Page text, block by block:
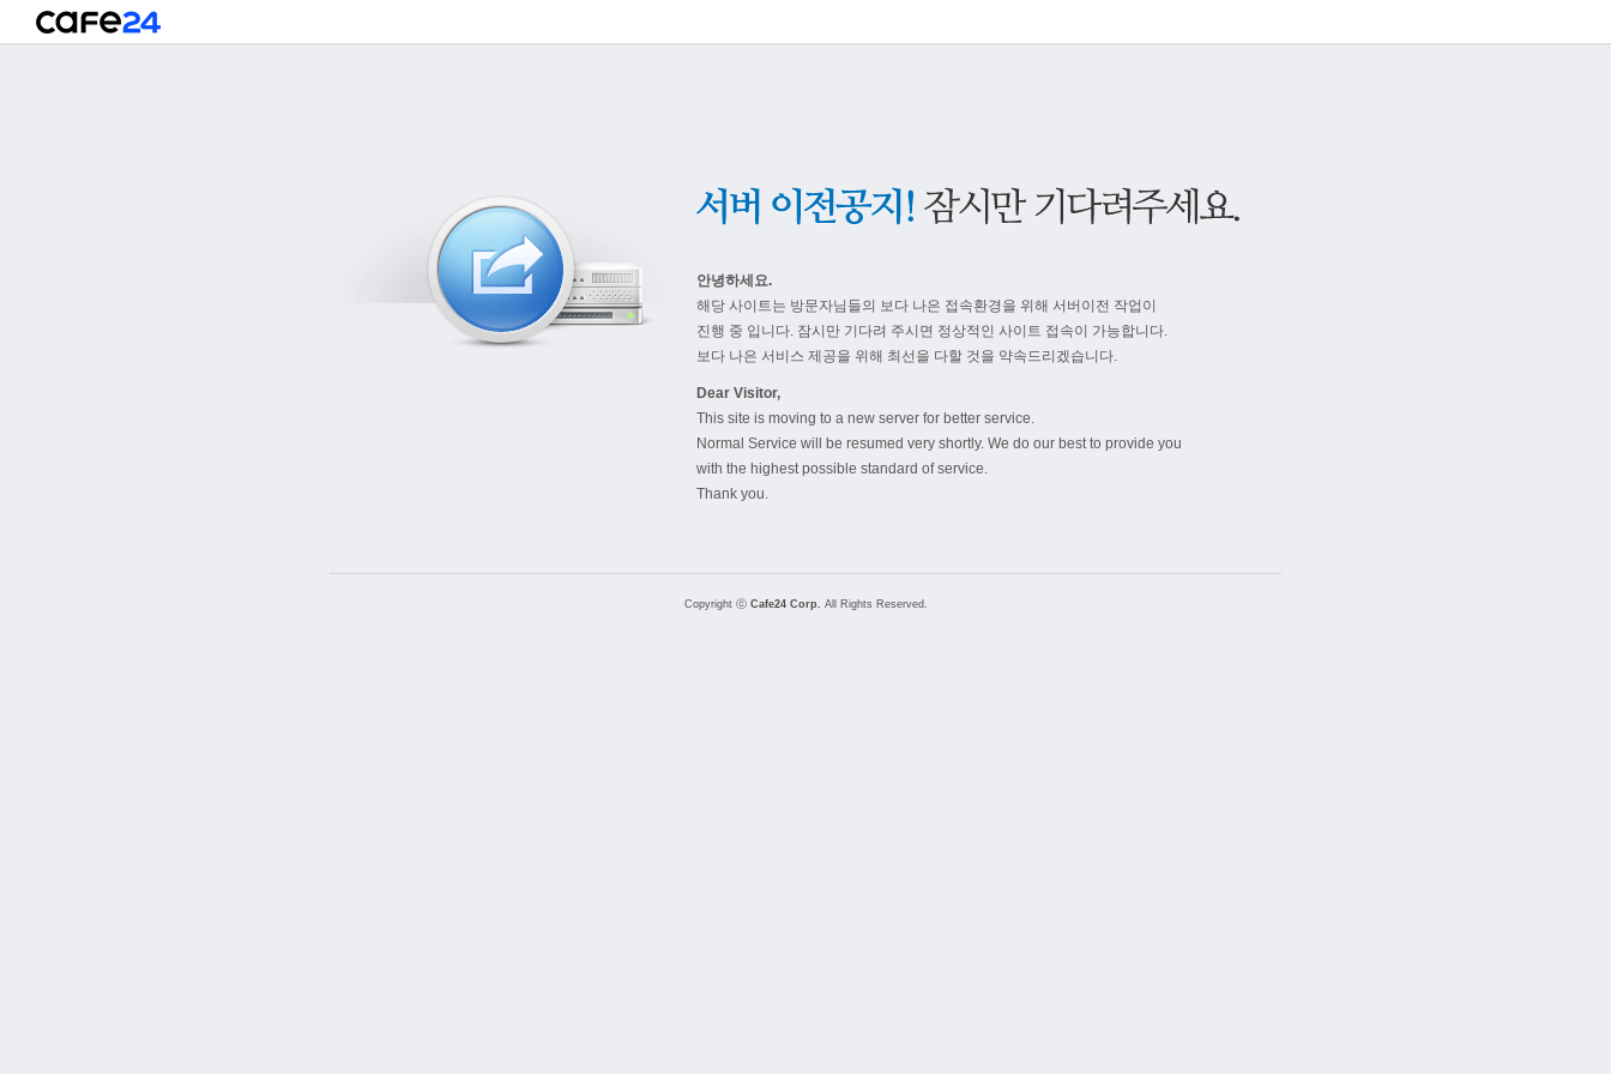
안녕하세요.
해당 사이트는 방문자님들의 보다 나은 접속환경을 위해 서버이전 작업이
진행 중 입니다. 잠시만 기다려 주시면 정상적인 사이트 접속이 가능합니다.
보다 나은 서비스 제공을 위해 최선을 다할 것을 약속드리겠습니다.
Dear Visitor,
This site is moving to a new server for better service.
Normal Service will be resumed very shortly. We do our best to provide you
with the highest possible standard of service.
Thank you.
Copyright ⓒ Cafe24 Corp. All Rights Reserved.